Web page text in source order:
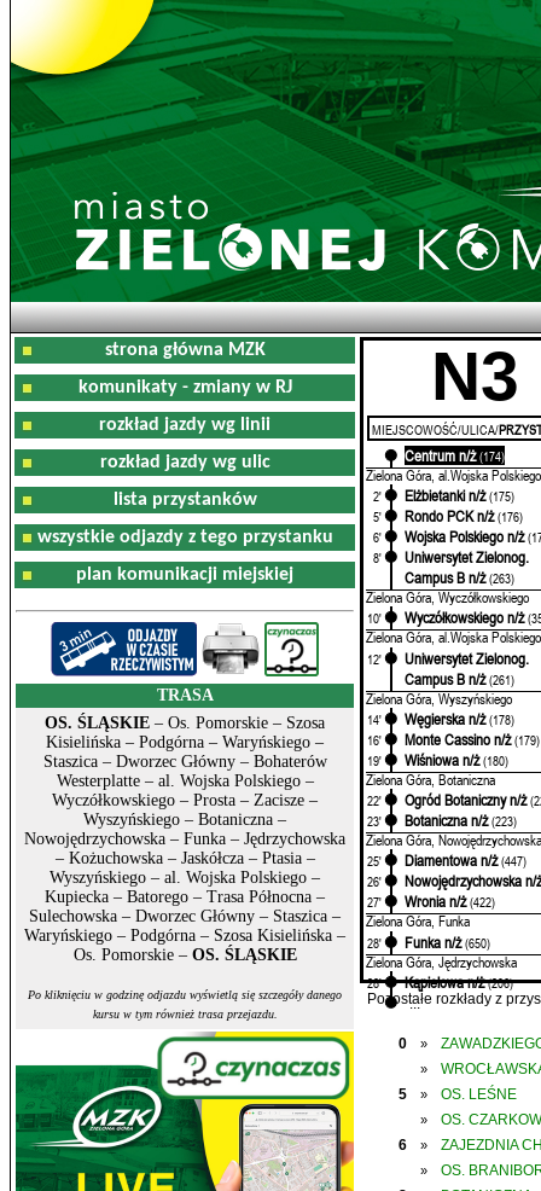
strona główna MZK
komunikaty - zmiany w RJ
rozkład jazdy wg linii
rozkład jazdy wg ulic
lista przystanków
wszystkie odjazdy z tego przystanku
plan komunikacji miejskiej
TRASA
OS. ŚLĄSKIE – Os. Pomorskie – Szosa
Kisielińska – Podgórna – Waryńskiego –
Staszica – Dworzec Główny – Bohaterów
Westerplatte – al. Wojska Polskiego –
Wyczółkowskiego – Prosta – Zacisze –
Wyszyńskiego – Botaniczna –
Nowojędrzychowska – Funka – Jędrzychowska
– Kożuchowska – Jaskółcza – Ptasia –
Wyszyńskiego – al. Wojska Polskiego –
Kupiecka – Batorego – Trasa Północna –
Sulechowska – Dworzec Główny – Staszica –
Waryńskiego – Podgórna – Szosa Kisielińska –
Os. Pomorskie – OS. ŚLĄSKIE
Po kliknięciu w godzinę odjazdu wyświetlą się szczegóły danego
kursu w tym również trasa przejazdu.
N3
MIEJSCOWOŚĆ/ULICA/
Centrum n/ż (174)
Zielona Góra, al.Wojska Polskiego
2' Elżbietanki n/ż (175)
5'
Rondo PCK n/ż (176)
6'
Wojska Polskiego n/ż
8'
Uniwersytet Zielonog.
Campus B n/ż (263)
Zielona Góra, Wyczółkowskiego
10' Wyczółkowskiego n/ż
Zielona Góra, al.Wojska Polskiego
12'
Uniwersytet Zielonog.
Campus B n/ż (261)
Zielona Góra, Wyszyńskiego
14' Węgierska n/ż (178)
16'
Monte Cassino n/ż (179)
19'
Wiśniowa n/ż (180)
Zielona Góra, Botaniczna
22' Ogród Botaniczny n/ż
23'
Botaniczna n/ż (223)
Zielona Góra, Nowojędrzychowska
25' Diamentowa n/ż (447)
26'
Nowojędrzychowska n/
27' Wronia n/ż (422)
Zielona Góra, Funka
28' Funka n/ż (650)
Zielona Góra, Jędrzychowska
28' Kąpielowa n/ż (206)
...
Pozostałe rozkłady z
0 »
»
5
» OS. LEŚNE
»
OS.
6
» ZAJEZDNIA
»
OS.